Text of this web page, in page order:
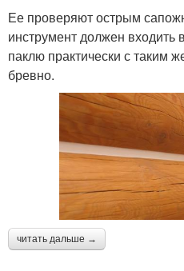
Ее проверяют острым
инструмент должен
паклю практически с таким
бревно.
читать дальше →